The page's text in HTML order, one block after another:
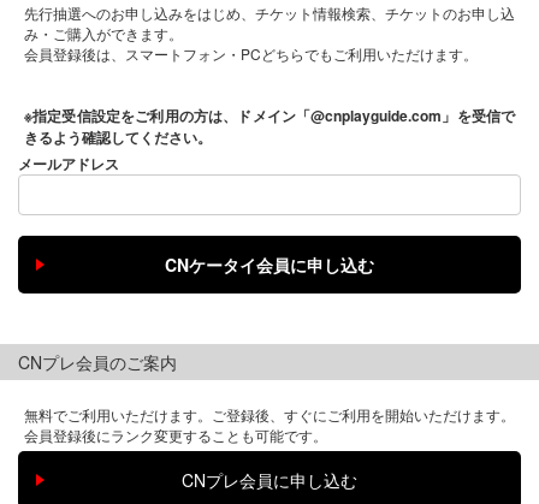
先行抽選へのお申し込みをはじめ、チケット情報検索、チケットのお申し込
み・ご購入ができます。
会員登録後は、スマートフォン・PCどちらでもご利用いただけます。
※指定受信設定をご利用の方は、ドメイン「@cnplayguide.com」を受信で
きるよう確認してください。
メールアドレス
CNプレ会員のご案内
無料でご利用いただけます。ご登録後、すぐにご利用を開始いただけます。
会員登録後にランク変更することも可能です。